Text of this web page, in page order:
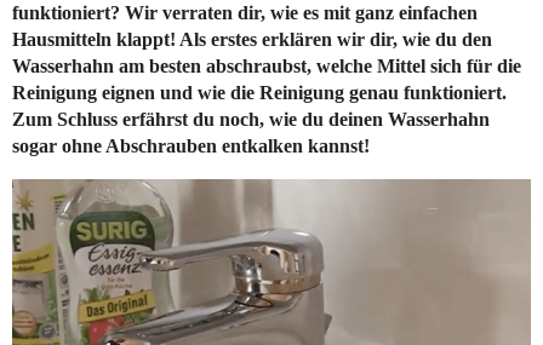
funktioniert? Wir verraten dir, wie es mit ganz einfachen
Hausmitteln klappt! Als erstes erklären wir dir, wie du den
Wasserhahn am besten abschraubst, welche Mittel sich für die
Reinigung eignen und wie die Reinigung genau funktioniert.
Zum Schluss erfährst du noch, wie du deinen Wasserhahn
sogar ohne Abschrauben entkalken kannst!